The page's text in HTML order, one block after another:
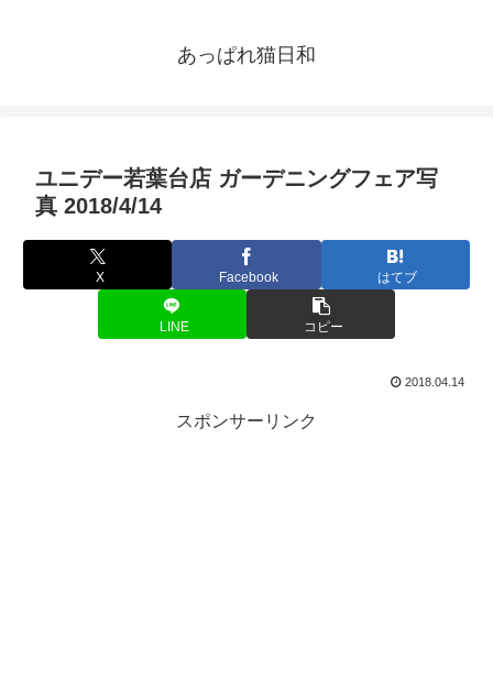
あっぱれ猫日和
ユニデー若葉台店 ガーデニングフェア写
真 2018/4/14
X Facebook はてブ
LINE コピー
2018.04.14
スポンサーリンク